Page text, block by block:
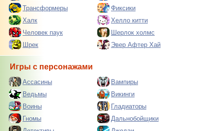
Трансформеры
Фиксики
Халк
Хелло китти
Человек паук
Шерлок холмс
Шрек
Эвер Афтер Хай
Игры с персонажами
Ассасины
Вампиры
Ведьмы
Викинги
Воины
Гладиаторы
Гномы
Дальнобойщики